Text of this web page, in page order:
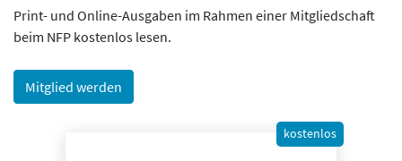
Print- und Online-Ausgaben im Rahmen einer Mitgliedschaft
beim NFP kostenlos lesen.
Mitglied werden
kostenlos